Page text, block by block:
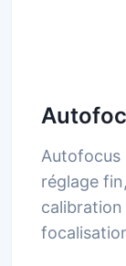
Autofocus
réglage